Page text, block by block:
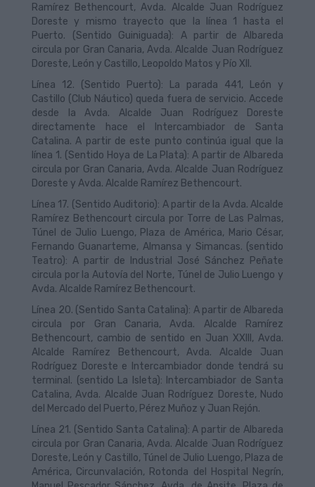
Ramírez Bethencourt, Avda. Alcalde Juan Rodríguez
Doreste y mismo trayecto que la línea 1 hasta el
Puerto. (Sentido Guiniguada): A partir de Albareda
circula por Gran Canaria, Avda. Alcalde Juan Rodríguez
Doreste, León y Castillo, Leopoldo Matos y Pío XII.
Línea 12. (Sentido Puerto): La parada 441, León y
Castillo (Club Náutico) queda fuera de servicio. Accede
desde la Avda. Alcalde Juan Rodríguez Doreste
directamente hace el Intercambiador de Santa
Catalina. A partir de este punto continúa igual que la
línea 1. (Sentido Hoya de La Plata): A partir de Albareda
circula por Gran Canaria, Avda. Alcalde Juan Rodríguez
Doreste y Avda. Alcalde Ramírez Bethencourt.
Línea 17. (Sentido Auditorio): A partir de la Avda. Alcalde
Ramírez Bethencourt circula por Torre de Las Palmas,
Túnel de Julio Luengo, Plaza de América, Mario César,
Fernando Guanarteme, Almansa y Simancas. (sentido
Teatro): A partir de Industrial José Sánchez Peñate
circula por la Autovía del Norte, Túnel de Julio Luengo y
Avda. Alcalde Ramírez Bethencourt.
Línea 20. (Sentido Santa Catalina): A partir de Albareda
circula por Gran Canaria, Avda. Alcalde Ramírez
Bethencourt, cambio de sentido en Juan XXIII, Avda.
Alcalde Ramírez Bethencourt, Avda. Alcalde Juan
Rodríguez Doreste e Intercambiador donde tendrá su
terminal. (sentido La Isleta): Intercambiador de Santa
Catalina, Avda. Alcalde Juan Rodríguez Doreste, Nudo
del Mercado del Puerto, Pérez Muñoz y Juan Rejón.
Línea 21. (Sentido Santa Catalina): A partir de Albareda
circula por Gran Canaria, Avda. Alcalde Juan Rodríguez
Doreste, León y Castillo, Túnel de Julio Luengo, Plaza de
América, Circunvalación, Rotonda del Hospital Negrín,